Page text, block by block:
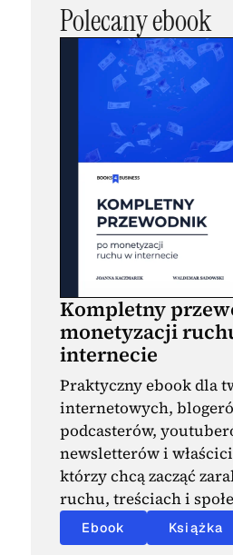
Polecany ebook
Kompletny
monetyzacji
internecie
Praktyczny ebook dla
internetowych,
podcasterów,
newsletterów i
którzy chcą zacząć
ruchu, treściach i
Ebook Książka